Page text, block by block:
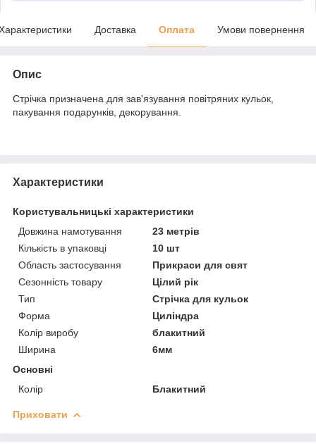
Доставка Оплата Умови повернення
Опис
Стрічка призначена для зав'язування повітряних кульок,
пакування подарунків, декорування.
Характеристики
Користувальницькі характеристики
Довжина намотування
23 метрів
Кількість в упаковці
10 шт
Область застосування
Прикраси для свят
Сезонність товару
Цілий рік
Тип
Стрічка для кульок
Форма
Циліндра
Колір виробу
блакитний
Ширина
6мм
Основні
Колір
Блакитний
Приховати